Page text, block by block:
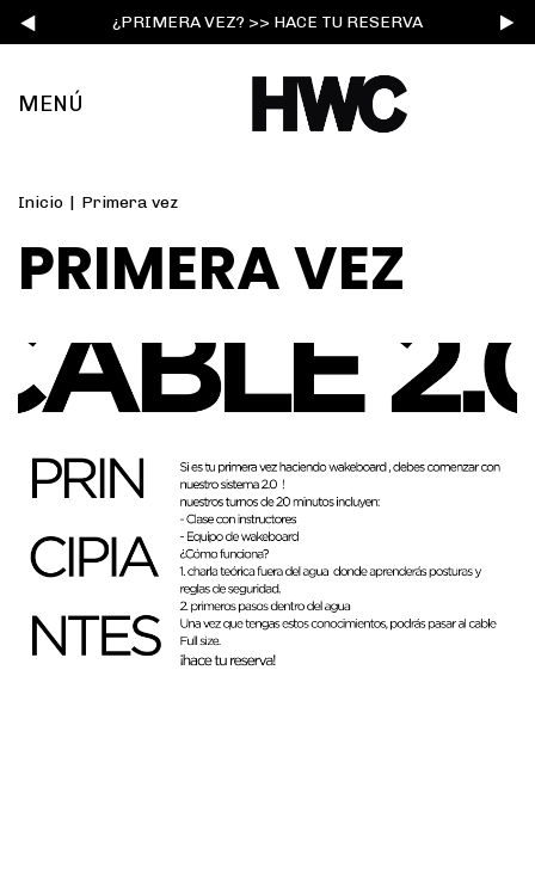
¿PRIMERA VEZ? >> HACE TU RESERVA
MENÚ
Inicio | Primera vez
PRIMERA VEZ